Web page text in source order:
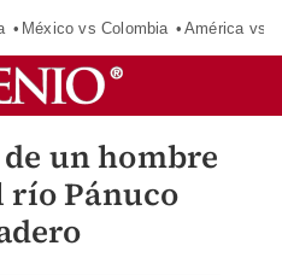
México vs Colombia América vs
un hombre
río Pánuco